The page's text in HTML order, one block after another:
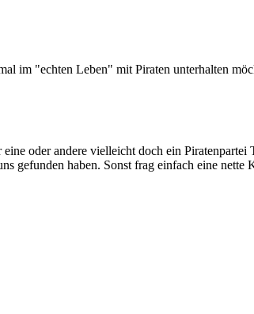
im "echten Leben" mit Piraten unterhalten
oder andere vielleicht doch ein
gefunden haben. Sonst frag einfach eine nette